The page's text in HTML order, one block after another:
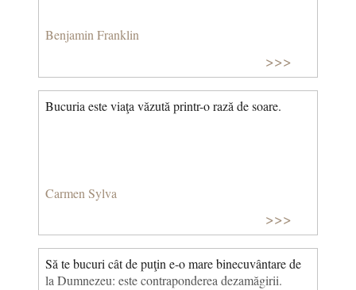
Benjamin Franklin
>>>
Bucuria este viaţa văzută printr-o rază de soare.
Carmen Sylva
>>>
Să te bucuri cât de puţin e-o mare binecuvântare de
la Dumnezeu: este contraponderea dezamăgirii.